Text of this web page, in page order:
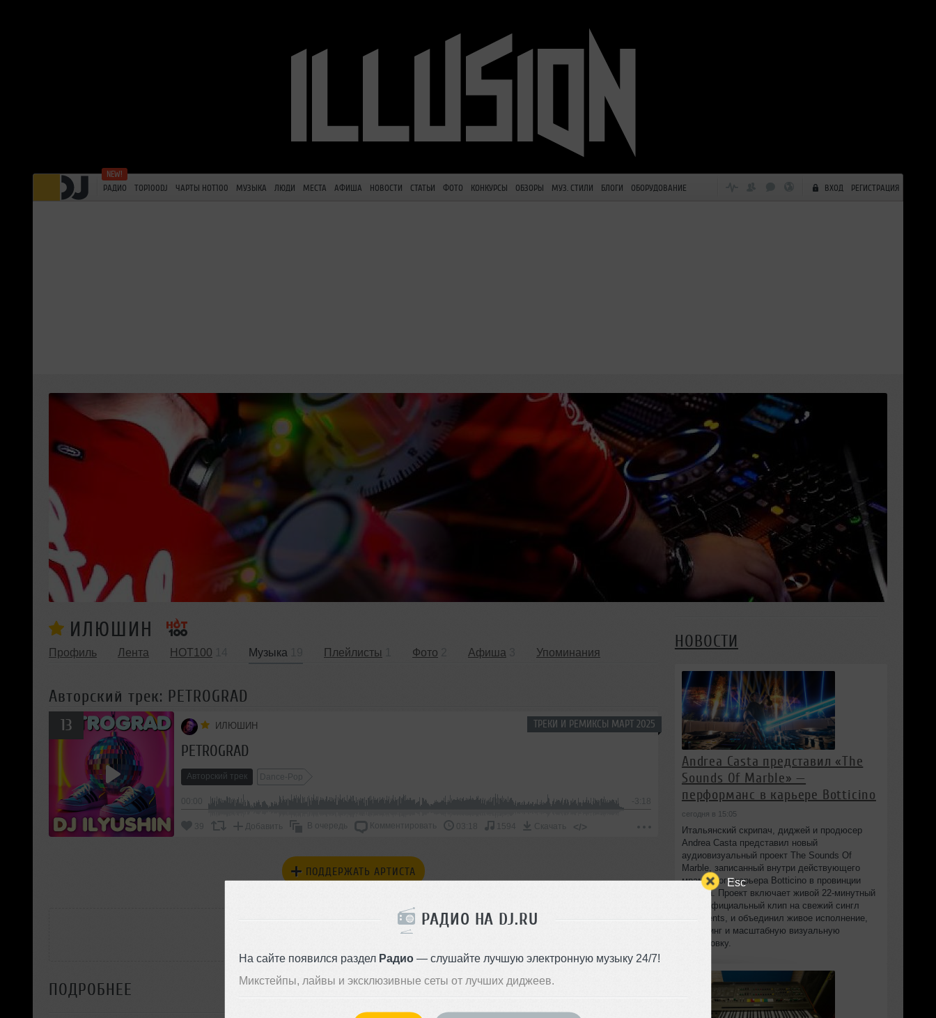
Esc
РАДИО НА DJ.RU
На сайте появился раздел Радио— слушайте лучшую электронную музыку 24/7!
Микстейпы, лайвы и эксклюзивные сеты от лучших диджеев.
РАДИО TOP100DJ ЧАРТЫ HOT100 МУЗЫКА ЛЮДИ МЕСТА АФИША НОВОСТИ СТАТЬИ ФОТО КОНКУРСЫ ОБЗОРЫ МУЗ. СТИЛИ БЛОГИ ОБОРУДОВАНИЕ ВХОД РЕГИСТРАЦИЯ
ИЛЮШИН
Профиль Лента HOT100 Музыка Плейлисты Фото Афиша Упоминания
Авторский трек: PETROGRAD
ТРЕКИ И РЕМИКСЫ МАРТ 2025
13 ИЛЮШИН
PETROGRAD
Авторский трек Dance-Pop
-3:18
39 Добавить В очередь Комментировать 03:18 1594 Скачать </>
ПОДДЕРЖАТЬ АРТИСТА
РАССКАЖИ ДРУЗЬЯМ
ПОДРОБНЕЕ
НОВОСТИ
Andrea Casta представил «The
Sounds Of Marble» —
перформанс в карьере Botticino
сегодня в 15:05
Итальянский скрипач, диджей и продюсер
Andrea Casta представил новый
аудиовизуальный проект The Sounds Of
Marble, записанный внутри действующего
мраморного карьера Botticino в провинции
Brescia. Проект включает живой 22‑минутный
сет и официальный клип на свежий сингл
Fragments, и объединил живое исполнение,
диджеинг и масштабную визуальную
постановку.